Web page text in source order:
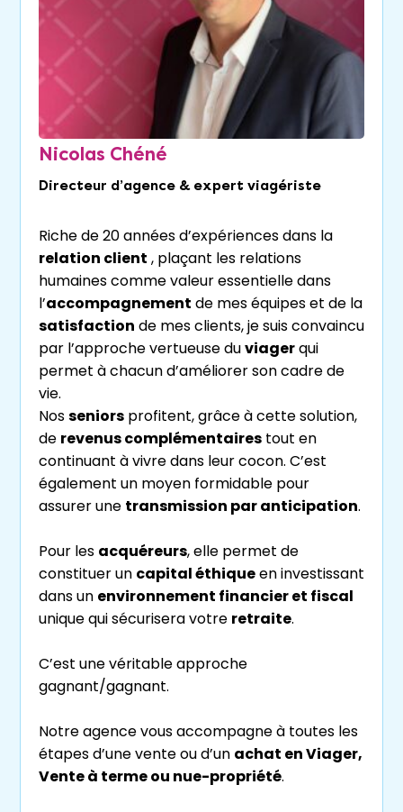
Nicolas Chéné
Directeur d’agence & expert viagériste
Riche de 20 années d’expériences dans la
relation client , plaçant les relations
humaines comme valeur essentielle dans
l’accompagnement de mes équipes et de la
satisfaction de mes clients, je suis convaincu
par l’approche vertueuse duviagerqui
permet à chacun d’améliorer son cadre de
vie.
Nosseniors profitent, grâce à cette solution,
de revenus complémentaires tout en
continuant à vivre dans leur cocon. C’est
également un moyen formidable pour
assurer une transmission par anticipation.
Pour les acquéreurs, elle permet de
constituer un capital éthiqueen investissant
dans un environnement financier et fiscal
unique qui sécurisera votre retraite.
C’est une véritable approche
gagnant/gagnant.
Notre agence vous accompagne à toutes les
étapes d’une vente ou d’un achat en Viager,
Vente à terme ou nue-propriété.